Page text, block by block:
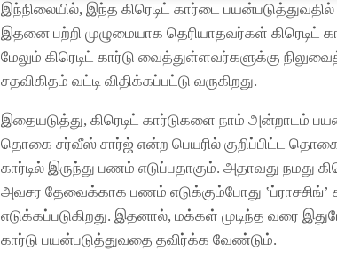
இந்நிலையில், இந்த கிரெடிட் கார்டை
இதனை பற்றி முழுமையாக தெரியாதவர்கள்
மேலும் கிரெடிட் கார்டு வைத்துள்ளவர்களுக்கு
சதவிகிதம் வட்டி விதிக்கப்பட்டு வருகிறது.
இதையடுத்து, கிரெடிட் கார்டுகளை நாம் அன்றாடம்
தொகை சர்வீஸ் சார்ஜ் என்ற பெயரில் குறிப்பிட்ட தொகை
கார்டில் இருந்து பணம் எடுப்பதாகும். அதாவது நமது
அவசர தேவைக்காக பணம் எடுக்கும்போது
எடுக்கப்படுகிறது. இதனால், மக்கள் முடிந்த வரை
கார்டு பயன்படுத்துவதை தவிர்க்க வேண்டும்.